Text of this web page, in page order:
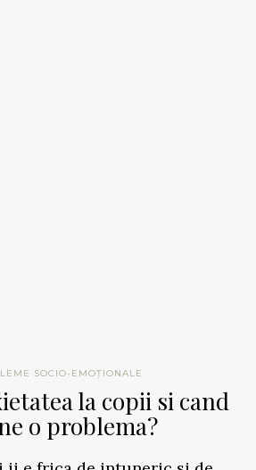
SOCIO-EMOȚIONALE
la copii si cand
o problema?